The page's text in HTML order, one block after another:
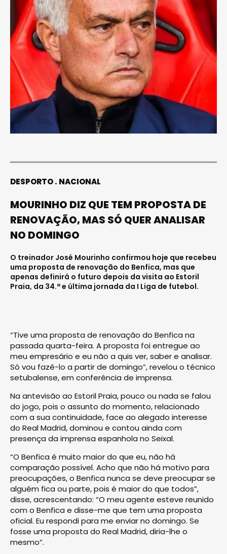
DESPORTO NACIONAL
MOURINHO DIZ QUE TEM PROPOSTA DE
RENOVAÇÃO, MAS SÓ QUER ANALISAR
NO DOMINGO
O treinador José Mourinho confirmou hoje que recebeu
uma proposta de renovação do Benfica, mas que
apenas definirá o futuro depois da visita ao Estoril
Praia, da 34.ª e última jornada da I Liga de futebol.
“Tive uma proposta de renovação do Benfica na
passada quarta-feira. A proposta foi entregue ao
meu empresário e eu não a quis ver, saber e analisar.
Só vou fazê-lo a partir de domingo”, revelou o técnico
setubalense, em conferência de imprensa.
Na antevisão ao Estoril Praia, pouco ou nada se falou
do jogo, pois o assunto do momento, relacionado
com a sua continuidade, face ao alegado interesse
do Real Madrid, dominou e contou ainda com
presença da imprensa espanhola no Seixal.
“O Benfica é muito maior do que eu, não há
comparação possível. Acho que não há motivo para
preocupações, o Benfica nunca se deve preocupar se
alguém fica ou parte, pois é maior do que todos”,
disse, acrescentando: “O meu agente esteve reunido
com o Benfica e disse-me que tem uma proposta
oficial. Eu respondi para me enviar no domingo. Se
fosse uma proposta do Real Madrid, diria-lhe o
mesmo”.